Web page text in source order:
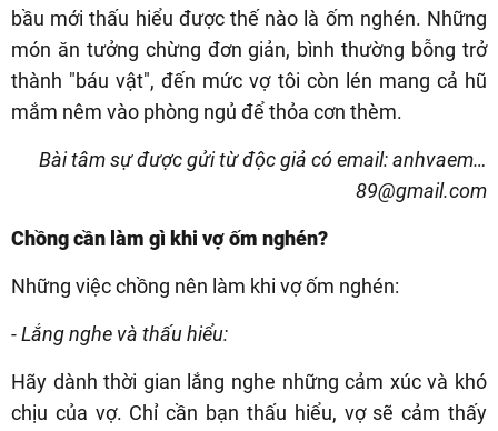
bầu mới thấu hiểu được thế nào là ốm nghén. Những
món ăn tưởng chừng đơn giản, bình thường bỗng trở
thành "báu vật", đến mức vợ tôi còn lén mang cả hũ
mắm nêm vào phòng ngủ để thỏa cơn thèm.
Bài tâm sự được gửi từ độc giả có email: anhvaem…
89@gmail.com
Chồng cần làm gì khi vợ ốm nghén?
Những việc chồng nên làm khi vợ ốm nghén:
- Lắng nghe và thấu hiểu:
Hãy dành thời gian lắng nghe những cảm xúc và khó
chịu của vợ. Chỉ cần bạn thấu hiểu, vợ sẽ cảm thấy